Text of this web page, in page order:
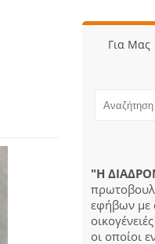
Για Μας
"Η
εφήβων με
οι οποίοι